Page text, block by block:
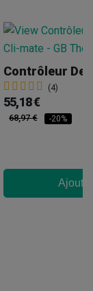
(4)
55,18 €
68,97 € -20%